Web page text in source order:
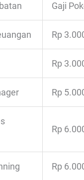
Gaji
Rp
Rp
Rp
Rp
Rp